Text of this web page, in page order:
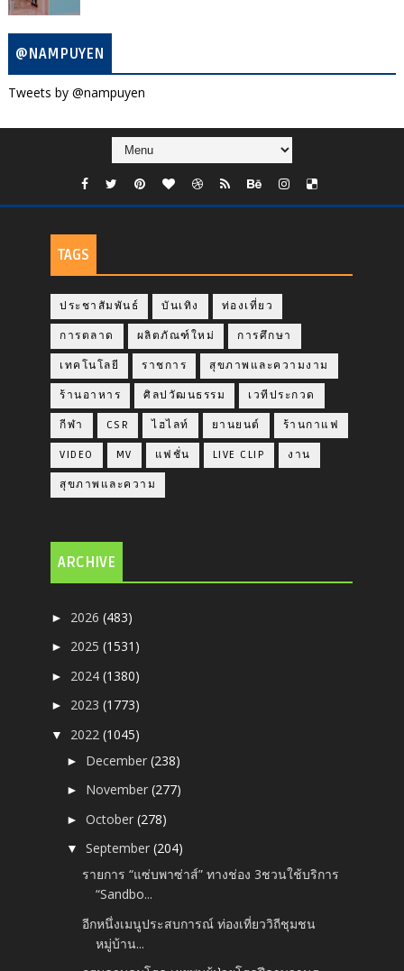
@NAMPUYEN
Tweets by @nampuyen
TAGS
ประชาสัมพันธ์ บันเทิง ท่องเที่ยว
การตลาด ผลิตภัณฑ์ใหม่ การศึกษา
เทคโนโลยี ราชการ สุขภาพและความงาม
ร้านอาหาร ศิลปวัฒนธรรม เวทีประกวด
กีฬา CSR ไฮไลท์ ยานยนต์ ร้านกาแฟ
VIDEO MV แฟชั่น LIVE CLIP งาน
สุขภาพและความ
ARCHIVE
► 2026(483)
► 2025(1531)
► 2024(1380)
► 2023(1773)
▼ 2022(1045)
► December(238)
► November(277)
►October(278)
▼September(204)
รายการ “แซ่บพาซ่าส์” ทางช่อง 3ชวนใช้บริการ
“Sandbo...
อีกหนึ่งเมนูประสบการณ์ ท่องเที่ยววิถีชุมชน
หมู่บ้าน...